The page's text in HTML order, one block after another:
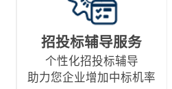
招投标辅导服务
个性化招投标辅导
助力您企业增加中标机率